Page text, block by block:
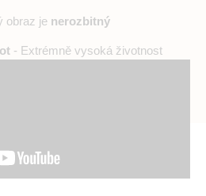
obraz je nerozbitný
- Extrémně vysoká životnost